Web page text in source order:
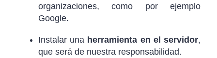
organizaciones, como por ejemplo
Google.
Instalar una herramienta en el servidor,
que será de nuestra responsabilidad.